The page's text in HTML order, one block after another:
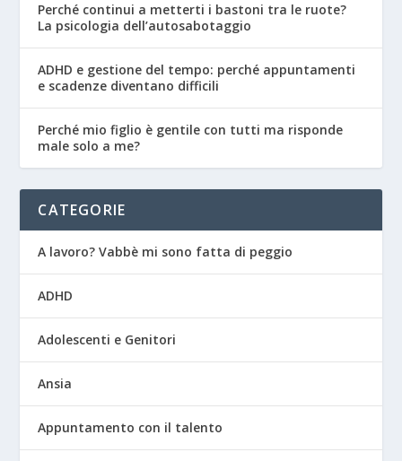
Perché continui a metterti i bastoni tra le ruote?
La psicologia dell’autosabotaggio
ADHD e gestione del tempo: perché appuntamenti
e scadenze diventano difficili
Perché mio figlio è gentile con tutti ma risponde
male solo a me?
CATEGORIE
A lavoro? Vabbè mi sono fatta di peggio
ADHD
Adolescenti e Genitori
Ansia
Appuntamento con il talento